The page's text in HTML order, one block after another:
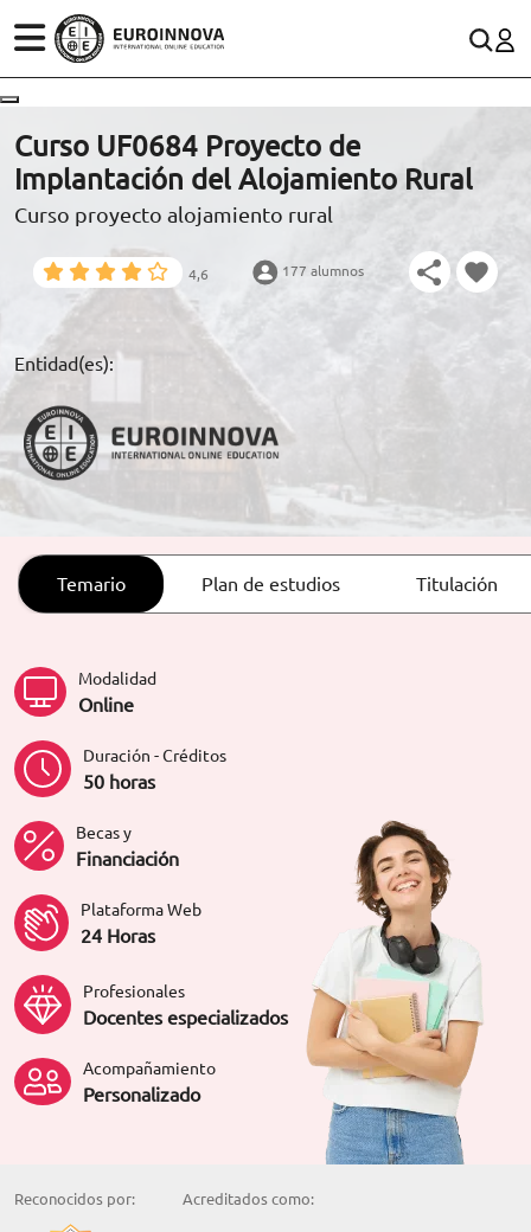
ESTUDIOS
CONOCE EUROINNOVA
BECAS Y FINANCIACIÓN
RECURSOS EDUCATIVOS
ARTÍCULOS
(+34)958 050 200(gratuito en España)
900 831 200
formacion@euroinnova.com
TRABAJA CON NOSOTROS
Curso UF0684 Proyecto de
Implantación del Alojamiento Rural
Curso proyecto alojamiento rural
4,6 177 alumnos
Entidad(es):
Temario Plan de estudios Titulación
Modalidad
Online
Duración - Créditos
50 horas
Becas y
Financiación
Plataforma Web
24 Horas
Profesionales
Docentes especializados
Acompañamiento
Personalizado
Reconocidos por: Acreditados como: